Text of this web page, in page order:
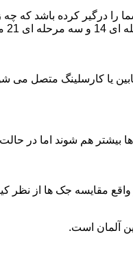
درگیر کرده باشد که چه
از
یا کارسلینگ متصل
هم شوند اما در حالت
واقع مقایسه جک ها از
آلمان است.